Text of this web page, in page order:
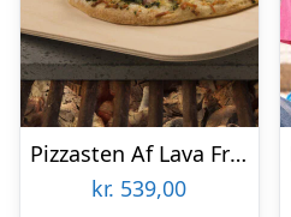
Pizzasten Af Lava Fra Etna
kr. 539,00